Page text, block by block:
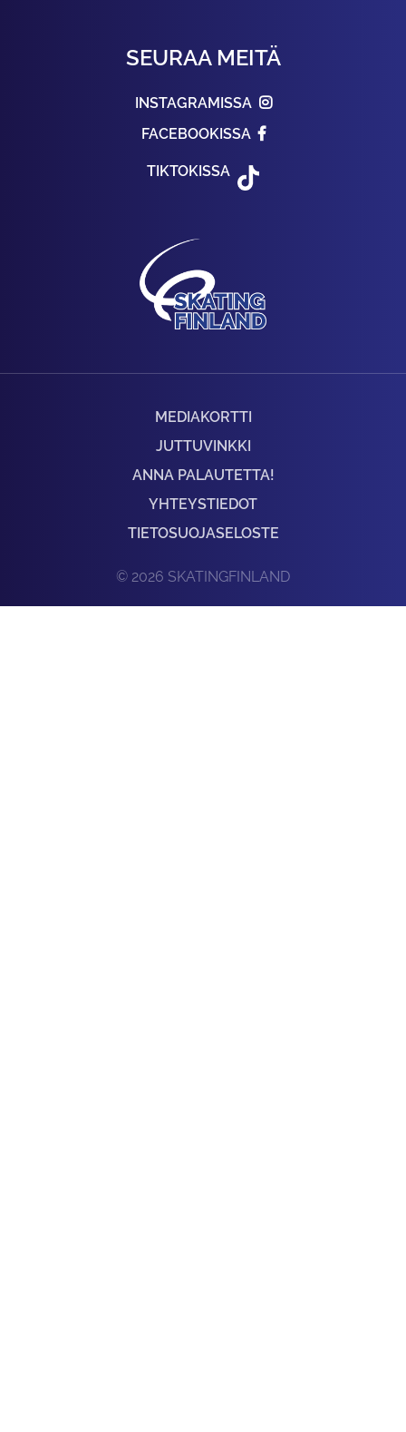
SEURAA MEITÄ
INSTAGRAMISSA
FACEBOOKISSA
TIKTOKISSA
MEDIAKORTTI
JUTTUVINKKI
ANNA PALAUTETTA!
YHTEYSTIEDOT
TIETOSUOJASELOSTE
© 2026 SKATINGFINLAND